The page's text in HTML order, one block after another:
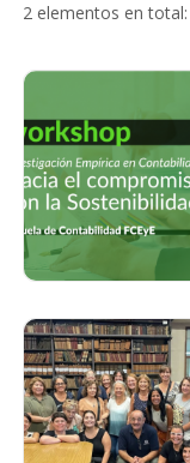
2 elementos en total: